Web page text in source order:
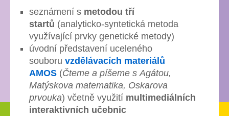
seznámení s metodou tří
startů (analyticko-syntetická metoda
využívající prvky genetické metody)
úvodní představení uceleného
souboru vzdělávacích materiálů
AMOS (Čteme a píšeme s Agátou,
Matýskova matematika, Oskarova
prvouka) včetně využití multimediálních
interaktivních učebnic